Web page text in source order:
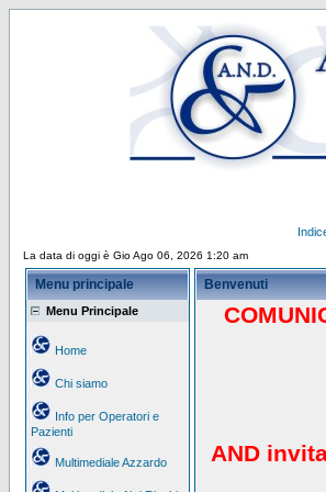
La data di oggi è Gio Ago 06, 2026 1:20 am
Menu principale
Menu Principale
Home
Chi siamo
Info per Operatori e
Pazienti
Multimediale Azzardo
Benvenuti
AND